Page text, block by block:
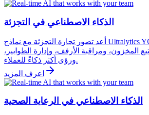
الذكاء الاصطناعي في التجزئة
أعد تصور تجارة التجزئة مع نماذج Ultralytics YOLO. تعزز الرؤية
المخزون، ومراقبة الأرفف، وإدارة الطوابير،
ورؤى أكثر ذكاءً للعملاء.
اعرف المزيد
الذكاء الاصطناعي في الرعاية الصحية